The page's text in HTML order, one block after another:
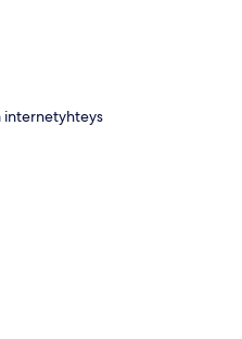
internetyhteys